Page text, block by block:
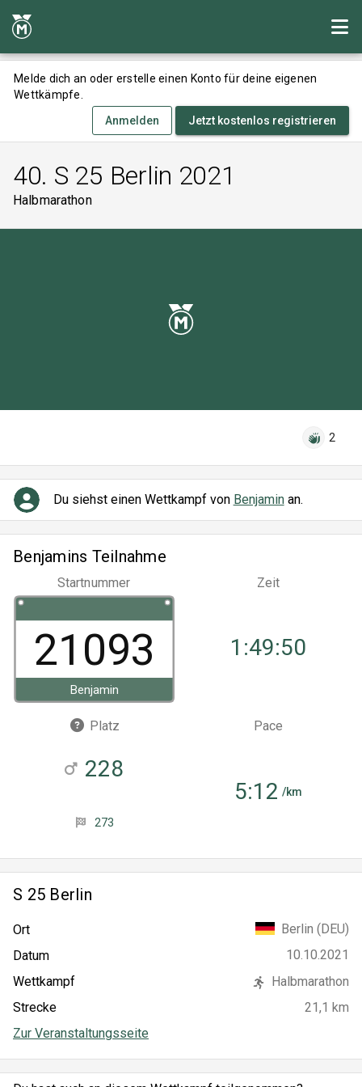
Melde dich an oder erstelle einen Konto für deine eigenen
Wettkämpfe.
Anmelden
Jetzt kostenlos registrieren
40. S 25 Berlin 2021
Halbmarathon
2
Du siehst einen Wettkampf von Benjaminan.
Benjamins Teilnahme
Startnummer
Benjamin
21093
Zeit
1:49:50
Platz
228
273
Pace
5:12 /km
S 25 Berlin
Ort
Berlin (DEU)
Datum
10.10.2021
Wettkampf
Halbmarathon
Strecke
21,1 km
Zur Veranstaltungsseite